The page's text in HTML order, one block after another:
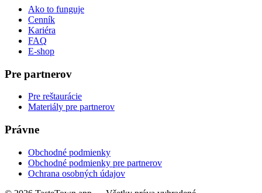
Ako to funguje
Cenník
Kariéra
FAQ
E-shop
Pre partnerov
Pre reštaurácie
Materiály pre partnerov
Právne
Obchodné podmienky
Obchodné podmienky pre partnerov
Ochrana osobných údajov